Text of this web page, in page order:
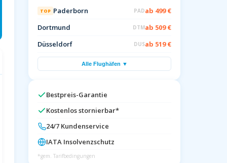
TOP Paderborn PADab 499 €
Dortmund
DTMab 509 €
Düsseldorf
DUSab 519 €
Alle Flughäfen ▼
Bestpreis-Garantie
Kostenlos stornierbar*
24/7 Kundenservice
IATA Insolvenzschutz
*gem. Tarifbedingungen